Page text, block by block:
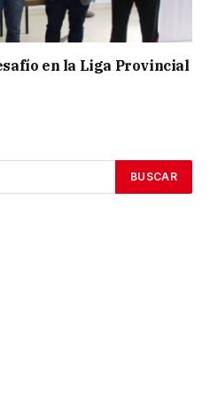
en la Liga Provincial